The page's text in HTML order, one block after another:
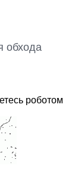
обхода
роботом